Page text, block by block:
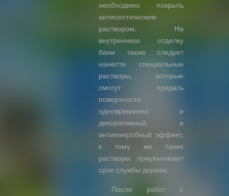
необходимо покрыть
антисептическим
раствором. На
внутреннюю отделку
бани также следует
нанести специальные
растворы, которые
смогут придать
поверхности
одновременно и
декоративный, и
антимикробный эффект,
к тому же такие
растворы приумножают
срок службы дерева.
После работ с